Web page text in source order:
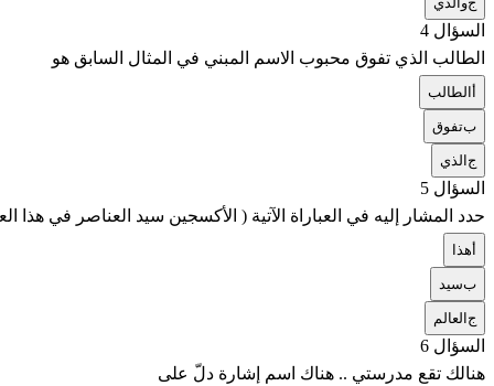
السؤال 4
الطالب الذي تفوق محبوب الاسم المبني في المثال السابق هو
أالطالب
بتفوق
جالذي
السؤال 5
حدد المشار إليه في العباراة الآتية ( الأكسجين سيد العناصر في هذا
أهذا
بسيد
جالعالم
السؤال 6
هنالك تقع مدرستي .. هناك اسم إشارة دلّ على